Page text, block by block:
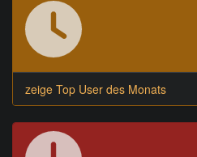
zeige Top User des Monats